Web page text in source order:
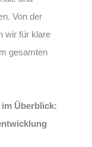
Von der
wir für klare
gesamten
Überblick: